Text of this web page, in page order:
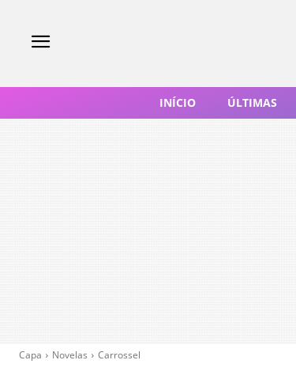
INÍCIO ÚLTIMAS
Capa Novelas Carrossel